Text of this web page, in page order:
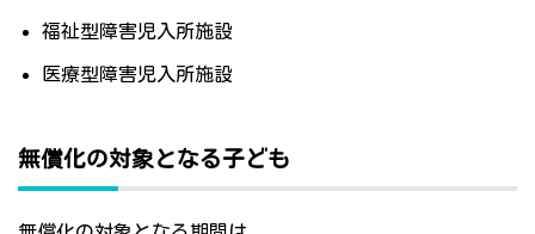
福祉型障害児入所施設
医療型障害児入所施設
無償化の対象となる子ども